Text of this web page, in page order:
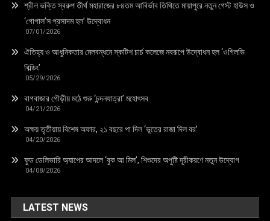
শ্রীল ভক্তি স্বরুপ তীর্থ মহারাজের ৮৪তম আবির্ভাব তিথিতে মায়াপুরে নতুন গেস্ট হাউস ও
‘গোপাল’স প্রসাদম হল’ উদ্বোধন
07/01/2026
ঐতিহ্য ও আধুনিকতার মেলবন্ধনে স্কটিশ চার্চ কলেজে নবরূপে উদ্বোধন হল ‘ওগিলভি
বিল্ডিং’
05/29/2026
বাগবাজার গৌড়ীয় মঠে শুরু ‘চন্দনযাত্রা’ মহোৎসব
04/21/2026
অক্ষয় তৃতীয়ায় বিশেষ অফার, ২১ বছরে পা দিল ‘ভূতের রাজা দিল বর’
04/20/2026
ফুড ডেলিভারি অ্যাপের আদলে ‘বুক আ মিল’, শিশুদের অপুষ্টি দূরীকরণে নতুন উদ্যোগ
04/08/2026
LATEST NEWS